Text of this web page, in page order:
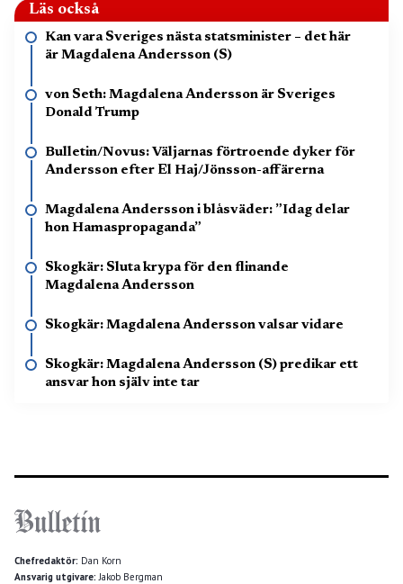
Läs också
Kan vara Sveriges nästa statsminister – det här
är Magdalena Andersson (S)
von Seth: Magdalena Andersson är Sveriges
Donald Trump
Bulletin/Novus: Väljarnas förtroende dyker för
Andersson efter El Haj/Jönsson-affärerna
Magdalena Andersson i blåsväder: ”Idag delar
hon Hamaspropaganda”
Skogkär: Sluta krypa för den flinande
Magdalena Andersson
Skogkär: Magdalena Andersson valsar vidare
Skogkär: Magdalena Andersson (S) predikar ett
ansvar hon själv inte tar
Chefredaktör: Dan Korn
Ansvarig utgivare:Jakob Bergman